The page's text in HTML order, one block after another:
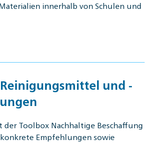
innerhalb von Schulen und
und -
der Toolbox Nachhaltige Beschaffung
Empfehlungen sowie